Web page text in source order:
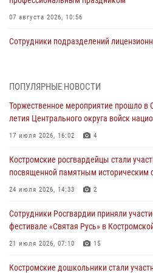
07 августа 2026, 10:56
Сотрудники подразделений
06 августа 2026, 07:50
В Костромской области продолжается
с Росгвардией»
05 августа 2026, 12:04
В Росгвардии по Костромской области
посвященные 108-й годовщине со дня
Ивана Кирилловича Яковлева
Состоялась рабочая встреча директора
генерала армии Виктора Золотова с
Кавказском федеральном округе
ПОПУЛЯРНЫЕ НОВОСТИ
Торжественное мероприятие прошло в
летия Центрального округа войск
17 июля 2026, 16:02 4
Костромские росгвардейцы стали
посвященной памятным историческим
24 июля 2026, 14:33 2
Сотрудники Росгвардии приняли
фестивале «Святая Русь» в
21 июля 2026, 07:10 15
Костромские дошкольники стали